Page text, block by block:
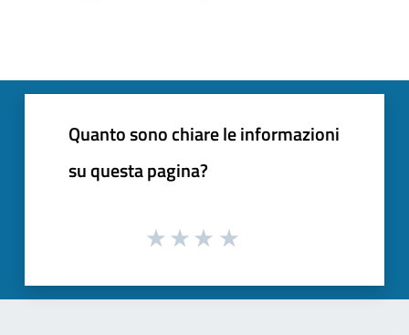
Quanto sono chiare le informazioni
su questa pagina?